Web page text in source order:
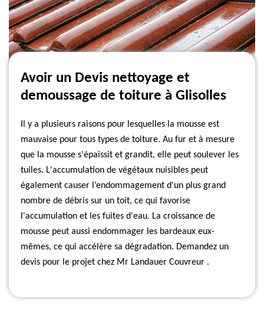
Avoir un Devis nettoyage et
demoussage de toiture à Glisolles
Il y a plusieurs raisons pour lesquelles la mousse est
mauvaise pour tous types de toiture. Au fur et à mesure
que la mousse s'épaissit et grandit, elle peut soulever les
tuiles. L'accumulation de végétaux nuisibles peut
également causer l’endommagement d'un plus grand
nombre de débris sur un toit, ce qui favorise
l'accumulation et les fuites d'eau. La croissance de
mousse peut aussi endommager les bardeaux eux-
mêmes, ce qui accélère sa dégradation. Demandez un
devis pour le projet chez Mr Landauer Couvreur .